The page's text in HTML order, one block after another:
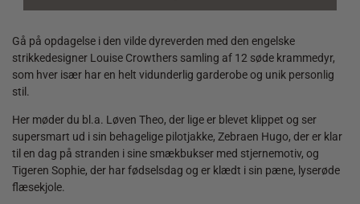
Gå på opdagelse i den vilde dyreverden med den engelske
strikkedesigner Louise Crowthers samling af 12 søde krammedyr,
som hver især har en helt vidunderlig garderobe og unik personlig
stil.
Her møder du bl.a. Løven Theo, der lige er blevet klippet og ser
supersmart ud i sin behagelige pilotjakke, Zebraen Hugo, der er klar
til en dag på stranden i sine smækbukser med stjernemotiv, og
Tigeren Sophie, der har fødselsdag og er klædt i sin pæne, lyserøde
flæsekjole.